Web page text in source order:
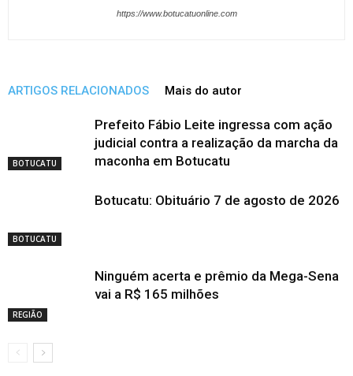
https://www.botucatuonline.com
ARTIGOS RELACIONADOS Mais do autor
BOTUCATU
Prefeito Fábio Leite ingressa com ação
judicial contra a realização da marcha da
maconha em Botucatu
BOTUCATU
Botucatu: Obituário 7 de agosto de 2026
REGIÃO
Ninguém acerta e prêmio da Mega-Sena
vai a R$ 165 milhões